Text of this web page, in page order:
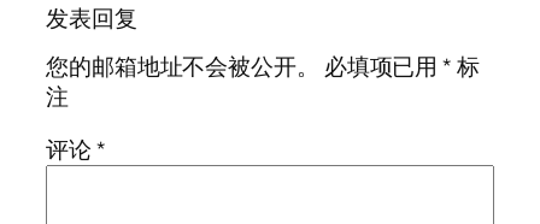
发表回复
您的邮箱地址不会被公开。
必填项已用*标
注
评论*